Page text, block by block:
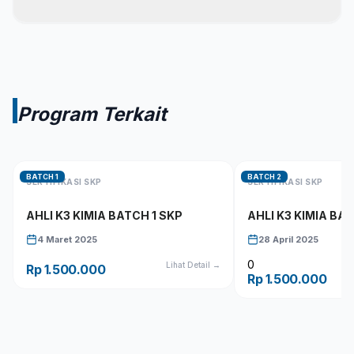
Program Terkait
BATCH 1
SERTIFIKASI SKP
AHLI K3 KIMIA BATCH 1 SKP
4 Maret 2025
Rp 1.500.000 Lihat Detail →
BATCH 2
SERTIFIKASI SKP
AHLI K3 KIMIA
28 April 2025
0
Rp 1.500.000